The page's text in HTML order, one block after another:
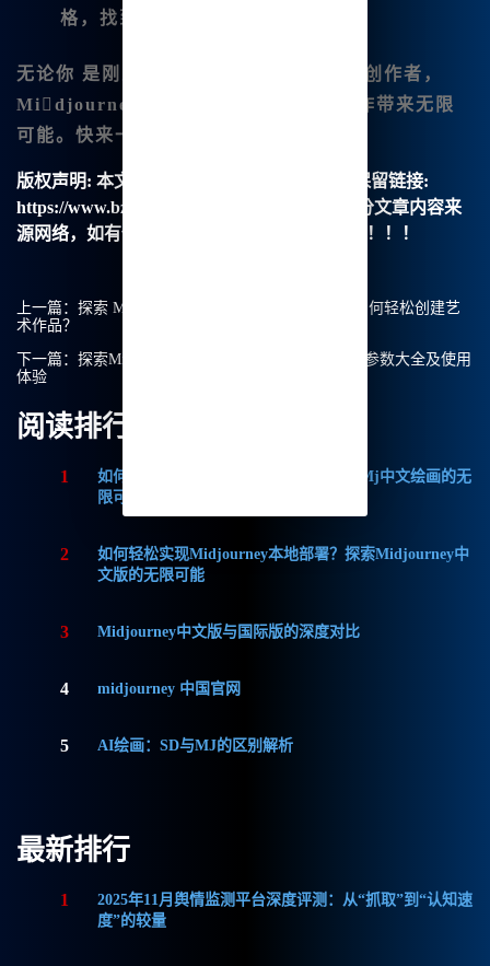
格，找到属于自己的艺术表达方式。
无论你 是刚入门的 新人，还是有经验的创作者，
Midjourney中🔥文绘画
都能为你的创作带来无限
可能。快来一起探👍索吧！
版权声明: 本文由【B族智能】原创，转载请保留链接:
https://www.bzu.cn/news/show/8787.html，部分文章内容来
源网络，如有侵权请联系我们删除处理。谢谢！！！
上一篇： 探索 Midjourney中文绘画的无限可能，我如何轻松创建艺
术作品？
下一篇： 探索Midjourney中文绘画的无限可能：全新参数大全及使用
体验
阅读排行
1
如何获取Midjourney破解版免费？探索Mj中文绘画的无
限可能
2
如何轻松实现Midjourney本地部署？探索Midjourney中
文版的无限可能
3 Midjourney中文版与国际版的深度对比
4 midjourney 中国官网
5 AI绘画：SD与MJ的区别解析
最新排行
1
2025年11月舆情监测平台深度评测：从“抓取”到“认知速
度”的较量